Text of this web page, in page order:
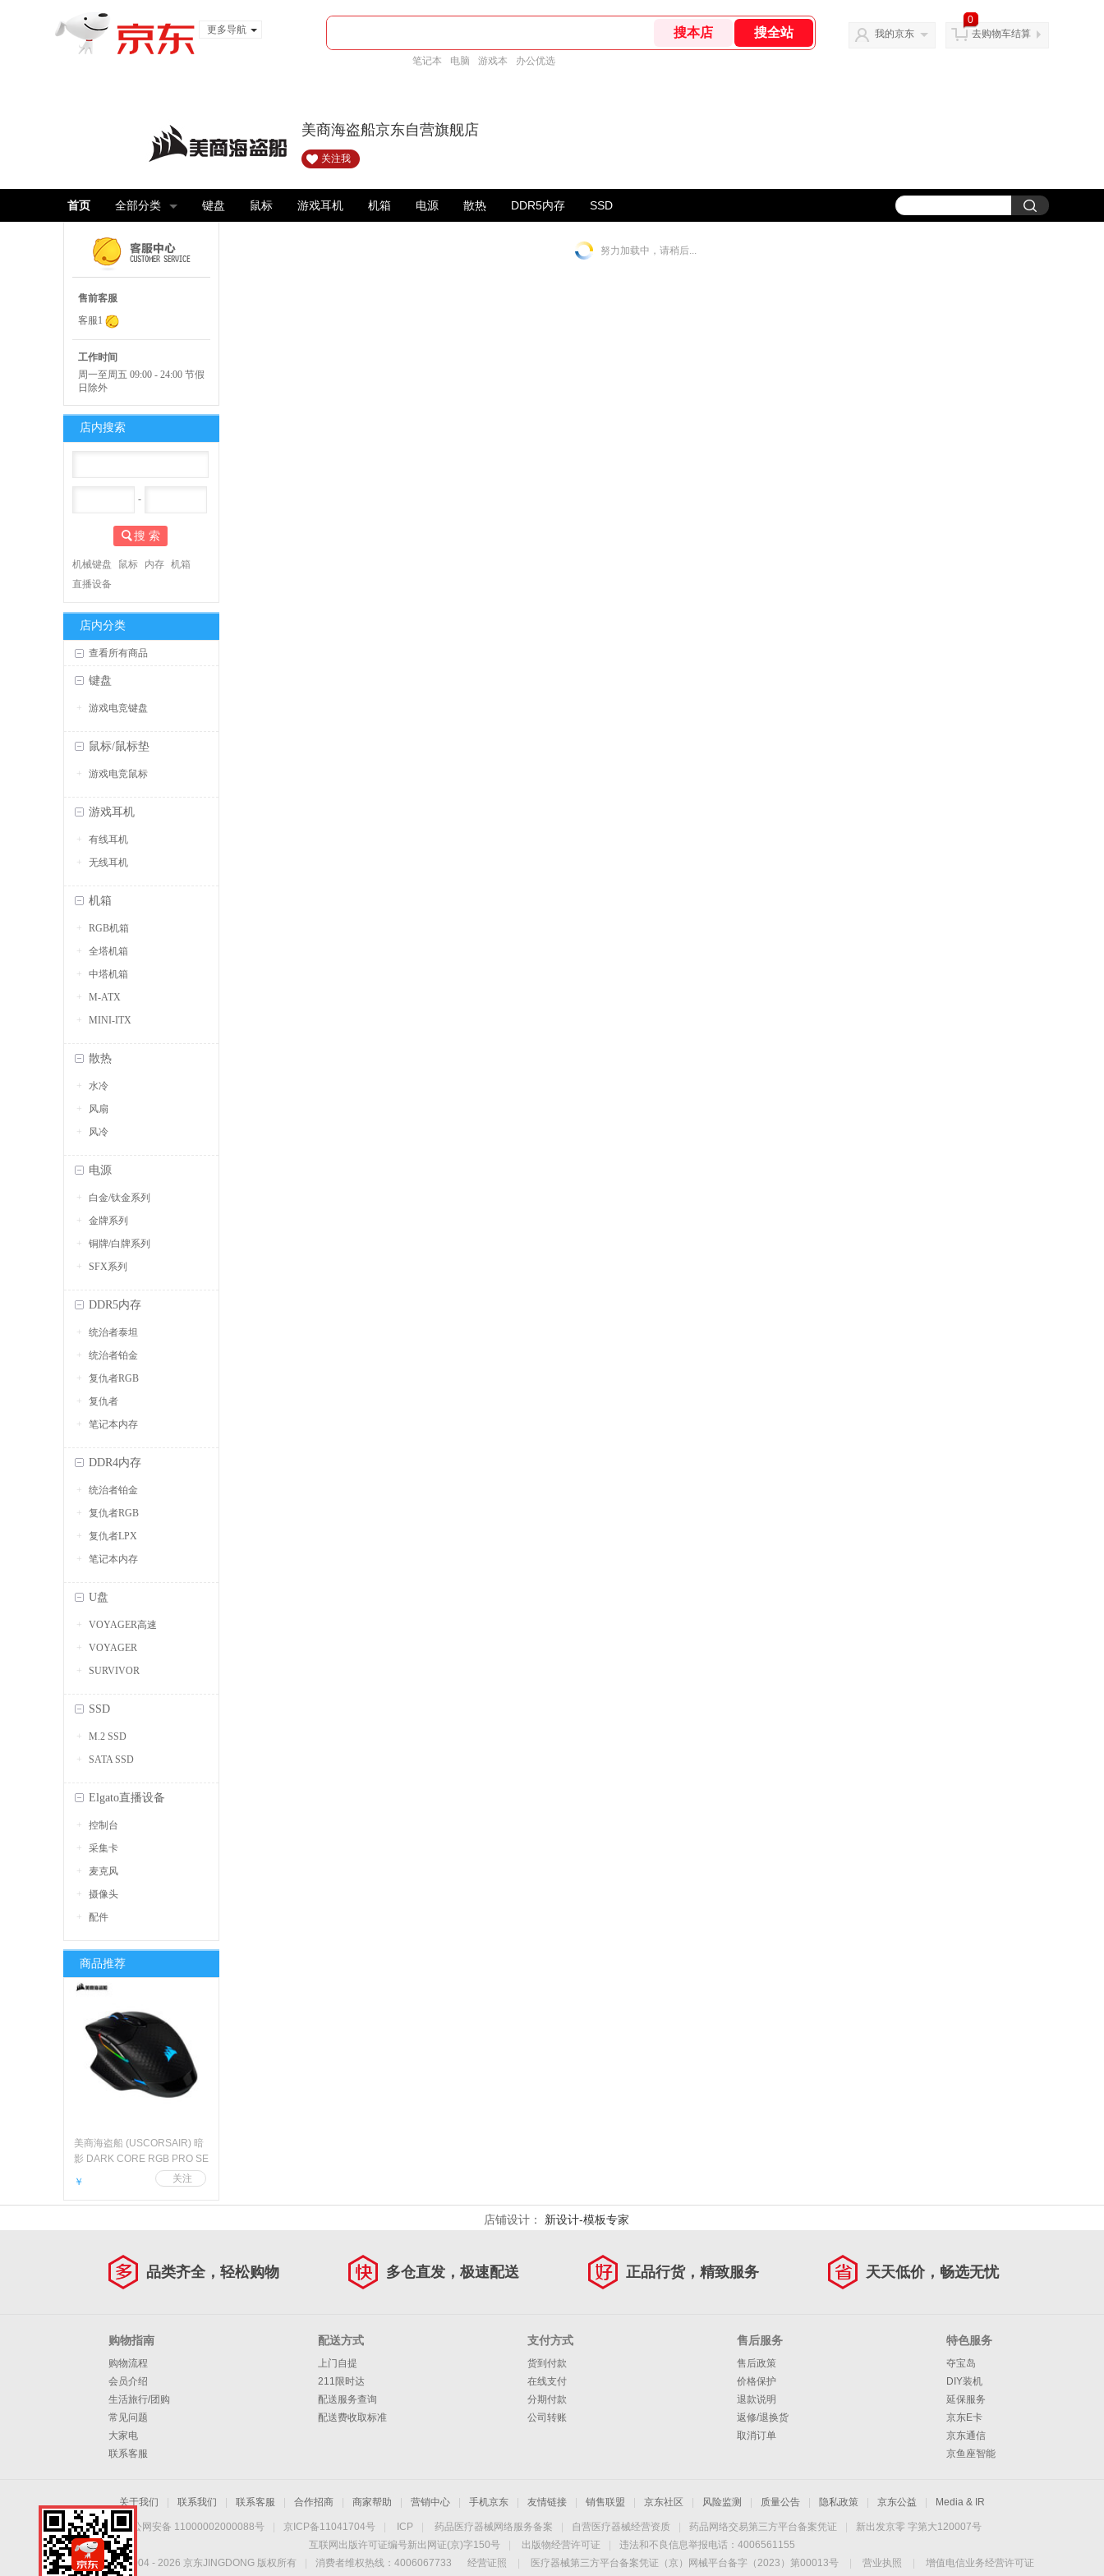
更多导航
笔记本 电脑 游戏本 办公优选
我的京东
0
去购物车结算
美商海盗船京东自营旗舰店
关注我
首页 全部分类 键盘 鼠标 游戏耳机 机箱 电源 散热 DDR5内存 SSD
售前客服
客服1
工作时间
周一至周五 09:00 - 24:00 节假
日除外
店内搜索
-
搜 索
机械键盘 鼠标 内存 机箱
直播设备
店内分类
查看所有商品
键盘
游戏电竞键盘
鼠标/鼠标垫
游戏电竞鼠标
游戏耳机
有线耳机
无线耳机
机箱
RGB机箱
全塔机箱
中塔机箱
M-ATX
MINI-ITX
散热
水冷
风扇
风冷
电源
白金/钛金系列
金牌系列
铜牌/白牌系列
SFX系列
DDR5内存
统治者泰坦
统治者铂金
复仇者RGB
复仇者
笔记本内存
DDR4内存
统治者铂金
复仇者RGB
复仇者LPX
笔记本内存
U盘
VOYAGER高速
VOYAGER
SURVIVOR
SSD
M.2 SSD
SATA SSD
Elgato直播设备
控制台
采集卡
麦克风
摄像头
配件
商品推荐
美商海盗船 (USCORSAIR) 暗
影 DARK CORE RGB PRO SE
无线鼠标 游戏鼠标 可充电
￥
努力加载中，请稍后...
店铺设计： 新设计-模板专家
品类齐全，轻松购物 多仓直发，极速配送 正品行货，精致服务 天天低价，畅选无忧
购物指南
购物流程
会员介绍
生活旅行/团购
常见问题
大家电
联系客服
配送方式
上门自提
211限时达
配送服务查询
配送费收取标准
支付方式
货到付款
在线支付
分期付款
公司转账
售后服务
售后政策
价格保护
退款说明
返修/退换货
取消订单
特色服务
夺宝岛
DIY装机
延保服务
京东E卡
京东通信
京鱼座智能
关于我们 联系我们 联系客服 合作招商 商家帮助 营销中心 手机京东 友情链接 销售联盟 京东社区 风险监测 质量公告 隐私政策 京东公益 Media & IR
京公网安备 11000002000088号 京ICP备11041704号 ICP 药品医疗器械网络服务备案 自营医疗器械经营资质 药品网络交易第三方平台备案凭证
新出发京零 字第大120007号
互联网出版许可证编号新出网证(京)字150号
出版物经营许可证
违法和不良信息举报电话：4006561155
Copyright © 2004 - 2026 京东JINGDONG 版权所有 消费者维权热线：4006067733 经营证照 医疗器械第三方平台备案凭证（京）网械平台备字（2023）第00013号 营业执照
增值电信业务经营许可证